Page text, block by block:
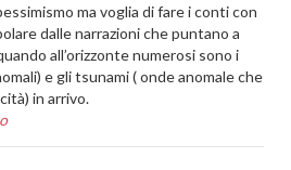
ma voglia di fare i conti con
dalle narrazioni che puntano a
all’orizzonte numerosi sono i
e gli tsunami ( onde anomale che
in arrivo.